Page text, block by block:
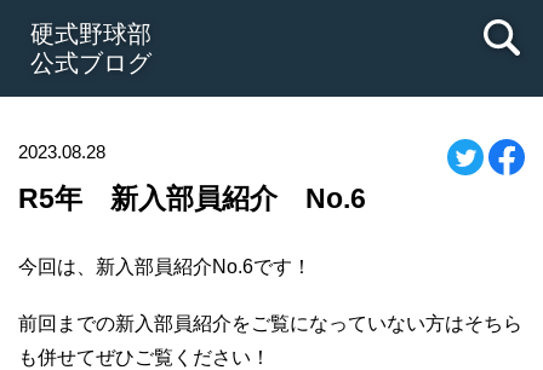
硬式野球部
公式ブログ
2023.08.28
R5年 新入部員紹介 No.6
今回は、新入部員紹介No.6です！
前回までの新入部員紹介をご覧になっていない方はそちら
も併せてぜひご覧ください！